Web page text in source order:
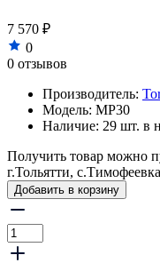
7 570 ₽
0
0 отзывов
Производитель:
Модель: MP30
Наличие: 29 шт. в
Получить товар можно
г.Тольятти,
Добавить в корзину